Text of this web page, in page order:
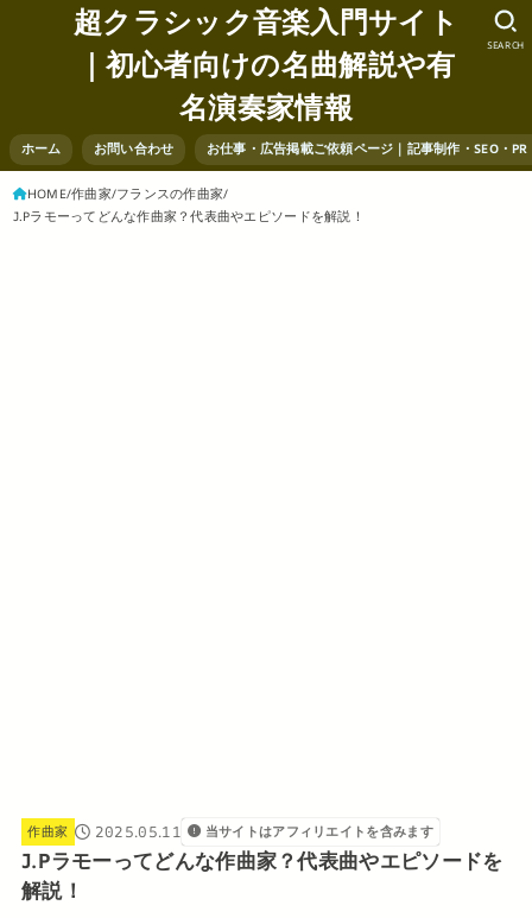
超クラシック音楽入門サイト
｜初心者向けの名曲解説や有
名演奏家情報
ホーム お問い合わせ お仕事・広告掲載ご依頼ページ｜記事制作・SEO・
SEARCH
HOME 作曲家 フランスの作曲家
J.Pラモーってどんな作曲家？代表曲やエピソードを解説！
作曲家 2025.05.11 当サイトはアフィリエイトを含みます
J.Pラモーってどんな作曲家？代表曲やエピソードを
解説！